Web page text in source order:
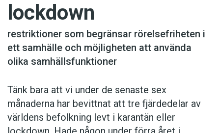
lockdown
restriktioner som begränsar rörelsefriheten i
ett samhälle och möjligheten att använda
olika samhällsfunktioner
Tänk bara att vi under de senaste sex
månaderna har bevittnat att tre fjärdedelar av
världens befolkning levt i karantän eller